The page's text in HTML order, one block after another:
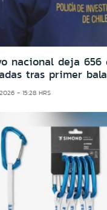
nacional deja
tras primer
- 15:28 HRS